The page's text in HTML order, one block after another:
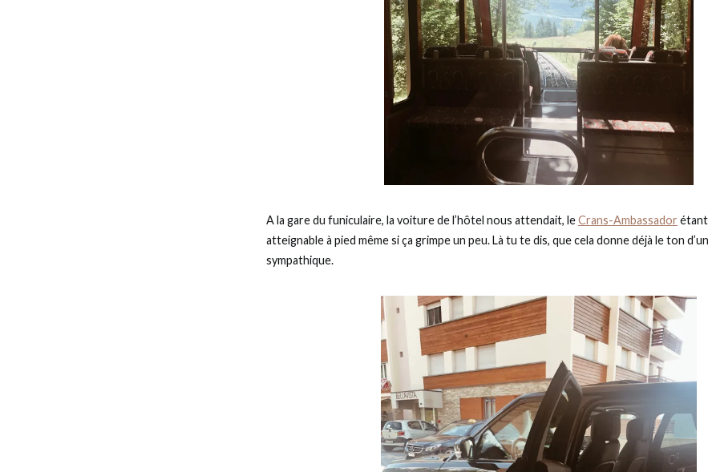
A la gare du funiculaire, la voiture de l’hôtel nous attendait, leCrans-Ambassador
atteignable à pied même si ça grimpe un peu. Là tu te dis, que cela donne déjà le ton
sympathique.